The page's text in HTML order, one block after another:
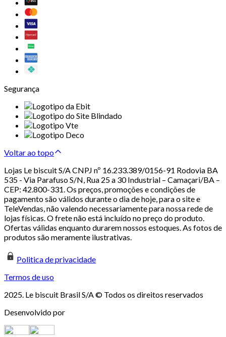
Segurança
Voltar ao topo
Lojas Le biscuit S/A CNPJ nº 16.233.389/0156-91 Rodovia BA
535 - Via Parafuso S/N, Rua 25 a 30 Industrial – Camaçari/BA –
CEP: 42.800-331. Os preços, promoções e condições de
pagamento são válidos durante o dia de hoje, para o site e
TeleVendas, não valendo necessariamente para nossa rede de
lojas físicas. O frete não está incluído no preço do produto.
Ofertas válidas enquanto durarem nossos estoques. As fotos de
produtos são meramente ilustrativas.
Politica de privacidade
Termos de uso
2025. Le biscuit Brasil S/A © Todos os direitos reservados
Desenvolvido por